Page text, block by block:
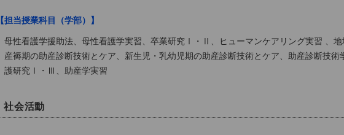
【担当授業科目（学部）】
母性看護学援助法、母性看護学実習、卒業研究Ⅰ・Ⅱ、ヒューマンケアリング実習 、地
産褥期の助産診断技術とケア、新生児・乳幼児期の助産診断技術とケア、助産診断技術
護研究Ⅰ・Ⅲ、助産学実習
社会活動